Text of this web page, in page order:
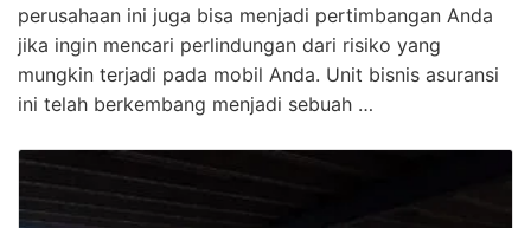
perusahaan ini juga bisa menjadi pertimbangan Anda
jika ingin mencari perlindungan dari risiko yang
mungkin terjadi pada mobil Anda. Unit bisnis asuransi
ini telah berkembang menjadi sebuah …